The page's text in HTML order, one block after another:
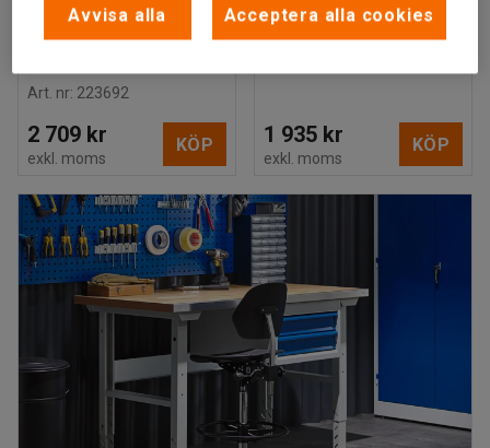
mm, 500 kg,
massivgummihjul, med
Art. nr: 223692
2 709 kr
exkl. moms
KÖP
Art. nr:21238
1 935 kr
exkl. moms
KÖP
Avvisa alla Acceptera alla cookies